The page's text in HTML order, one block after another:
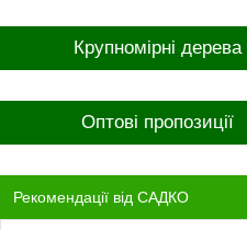
Крупномірні дерева
Оптові пропозиції
Рекомендації від САДКО